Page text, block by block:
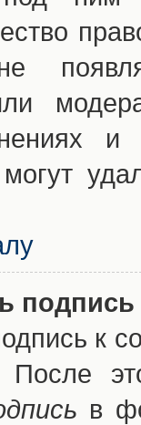
могут
к
После
в